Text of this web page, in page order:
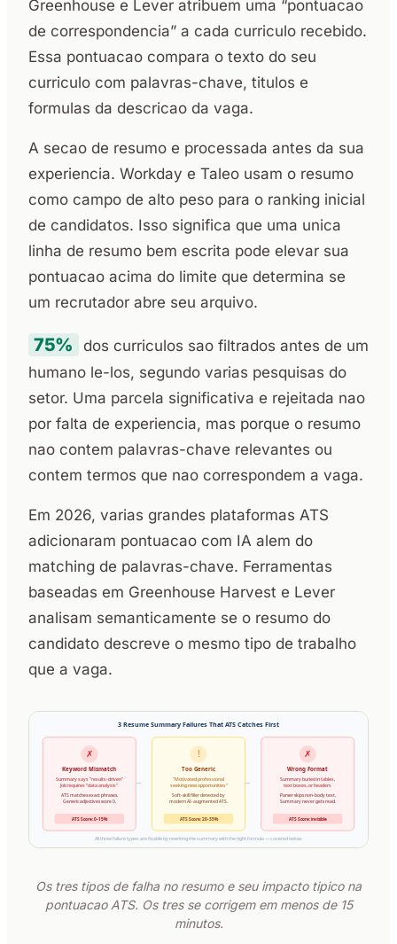
Greenhouse e Lever atribuem uma “pontuacao
de correspondencia” a cada curriculo recebido.
Essa pontuacao compara o texto do seu
curriculo com palavras-chave, titulos e
formulas da descricao da vaga.
A secao de resumo e processada antes da sua
experiencia. Workday e Taleo usam o resumo
como campo de alto peso para o ranking inicial
de candidatos. Isso significa que uma unica
linha de resumo bem escrita pode elevar sua
pontuacao acima do limite que determina se
um recrutador abre seu arquivo.
75%
dos curriculos sao filtrados antes de um
humano le-los, segundo varias pesquisas do
setor. Uma parcela significativa e rejeitada nao
por falta de experiencia, mas porque o resumo
nao contem palavras-chave relevantes ou
contem termos que nao correspondem a vaga.
Em 2026, varias grandes plataformas ATS
adicionaram pontuacao com IA alem do
matching de palavras-chave. Ferramentas
baseadas em Greenhouse Harvest e Lever
analisam semanticamente se o resumo do
candidato descreve o mesmo tipo de trabalho
que a vaga.
Os tres tipos de falha no resumo e seu impacto tipico na
pontuacao ATS. Os tres se corrigem em menos de 15
minutos.